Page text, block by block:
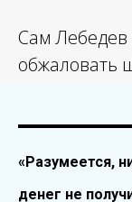
Сам Лебедев
обжаловать
«Разумеется,
денег не